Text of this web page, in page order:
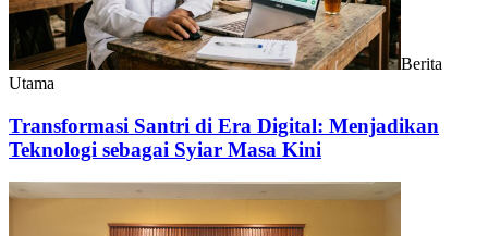
Berita
Utama
Transformasi Santri di Era Digital: Menjadikan
Teknologi sebagai Syiar Masa Kini